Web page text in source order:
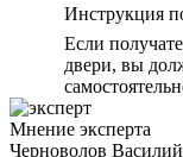
Инструкция
Если
двери, вы
Мнение эксперта
Черноволов